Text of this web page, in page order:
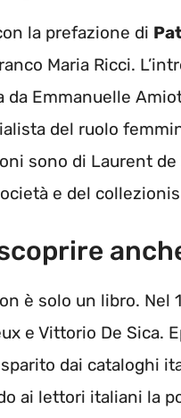
la prefazione di
Maria Ricci.
da Emmanuelle
del ruolo
sono di Laurent
e del
è solo un libro.
e Vittorio De Sica.
dai cataloghi
ai lettori italiani la